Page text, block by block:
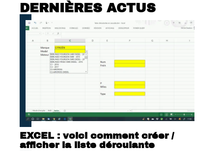
DERNIÈRES ACTUS
EXCEL : voici comment créer /
afficher la liste déroulante